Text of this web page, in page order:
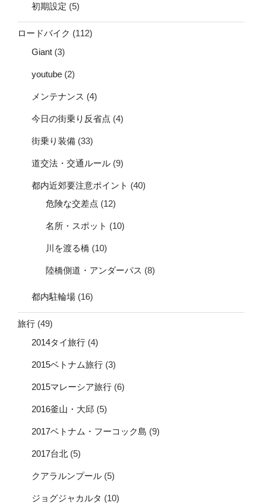
初期設定 (5)
ロードバイク (112)
Giant (3)
youtube (2)
メンテナンス (4)
今日の街乗り反省点 (4)
街乗り装備 (33)
道交法・交通ルール (9)
都内近郊要注意ポイント (40)
危険な交差点 (12)
名所・スポット (10)
川を渡る橋 (10)
陸橋側道・アンダーパス (8)
都内駐輪場 (16)
旅行 (49)
2014タイ旅行 (4)
2015ベトナム旅行 (3)
2015マレーシア旅行 (6)
2016釜山・大邱 (5)
2017ベトナム・フーコック島 (9)
2017台北 (5)
クアラルンプール (5)
ジョグジャカルタ (10)